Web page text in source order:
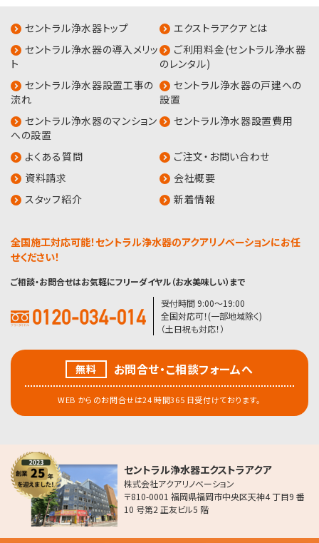
セントラル浄水器トップ
エクストラアクアとは
セントラル浄水器の導入メリッ
ト
ご利用料金(セントラル浄水器
のレンタル)
セントラル浄水器設置工事の
流れ
セントラル浄水器の戸建への
設置
セントラル浄水器のマンション
への設置
セントラル浄水器設置費用
よくある質問
ご注文・お問い合わせ
資料請求
会社概要
スタッフ紹介
新着情報
全国施工対応可能！セントラル浄水器のアクアリノベーションにお任
せください！
ご相談・お問合せはお気軽にフリーダイヤル（お水美味しい）まで
受付時間 9:00〜19:00
全国対応可！(一部地域除く)
（土日祝も対応！）
無料 お問合せ・こ相談フォームへ
WEB からのお問合せは24 時間365 日受付けております。
セントラル浄水器エクストラアクア
株式会社アクアリノベーション
〒810-0001 福岡県福岡市中央区天神4 丁目9 番
10 号第2 正友ビル5 階